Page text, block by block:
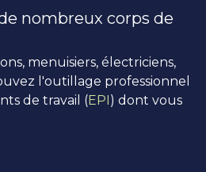
nombreux corps de
menuisiers, électriciens,
l'outillage professionnel
de travail (EPI) dont vous